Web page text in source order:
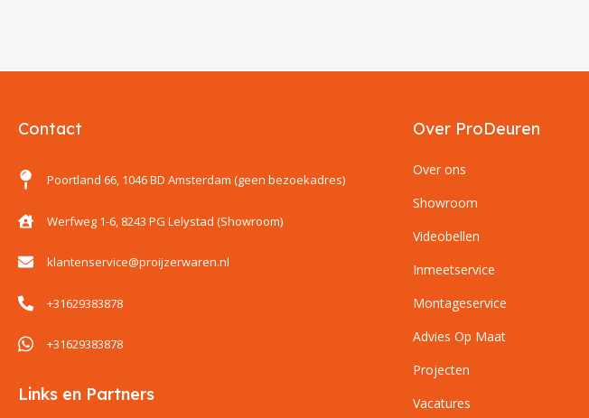
Contact
Poortland 66, 1046 BD Amsterdam (geen bezoekadres)
Werfweg 1-6, 8243 PG Lelystad (Showroom)
klantenservice@proijzerwaren.nl
+31629383878
+31629383878
Links en Partners
Over ProDeuren
Over ons
Showroom
Videobellen
Inmeetservice
Montageservice
Advies Op Maat
Projecten
Vacatures